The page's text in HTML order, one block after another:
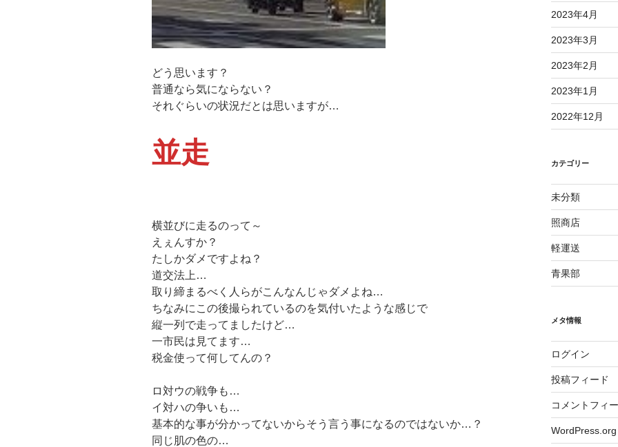
どう思います？
普通なら気にならない？
それぐらいの状況だとは思いますが…
並走
横並びに走るのって～
えぇんすか？
たしかダメですよね？
道交法上…
取り締まるべく人らがこんなんじゃダメよね…
ちなみにこの後撮られているのを気付いたような感じで
縦一列で走ってましたけど…
一市民は見てます…
税金使って何してんの？
ロ対ウの戦争も…
イ対ハの争いも…
基本的な事が分かってないからそう言う事になるのではないか…？
同じ肌の色の…
2023年4月
2023年3月
2023年2月
2023年1月
2022年12月
カテゴリー
未分類
照商店
軽運送
青果部
メタ情報
ログイン
投稿フィード
コメントフィ
WordPress.org